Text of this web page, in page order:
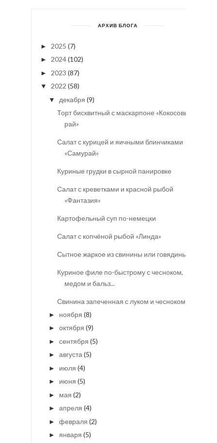
АРХИВ БЛОГА
► 2025 (7)
► 2024(102)
► 2023 (87)
▼ 2022 (58)
▼ декабря (9)
Торт бисквитный с маскарпоне «Кокосовый
рай»
Салат с курицей и яичными блинчиками
«Самурай»
Куриные грудки в сырной панировке
Салат с креветками и красной рыбой
«Фантазия»
Картофельный суп по-немецки
Салат с копчёной рыбой «Линда»
Сытное жаркое из свинины или говядины
Куриное филе по-быстрому с чесноком,
медом и бальз...
Свинина запеченная с луком и чесноком
► ноября (8)
► октября (9)
► сентября (5)
► августа (5)
► июля (4)
► июня (5)
► мая (2)
► апреля (4)
► февраля (2)
► января (5)